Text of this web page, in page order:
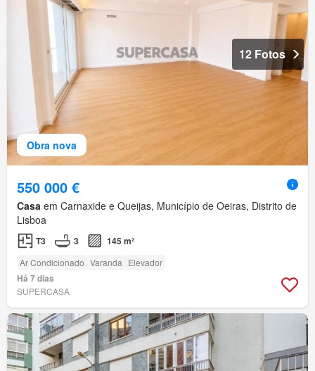
Obra nova
12 Fotos
550 000 €
Casa em Carnaxide e Queijas, Município de Oeiras, Distrito de
Lisboa
T3 3 145 m²
Ar Condicionado Varanda Elevador
Há 7 dias
SUPERCASA